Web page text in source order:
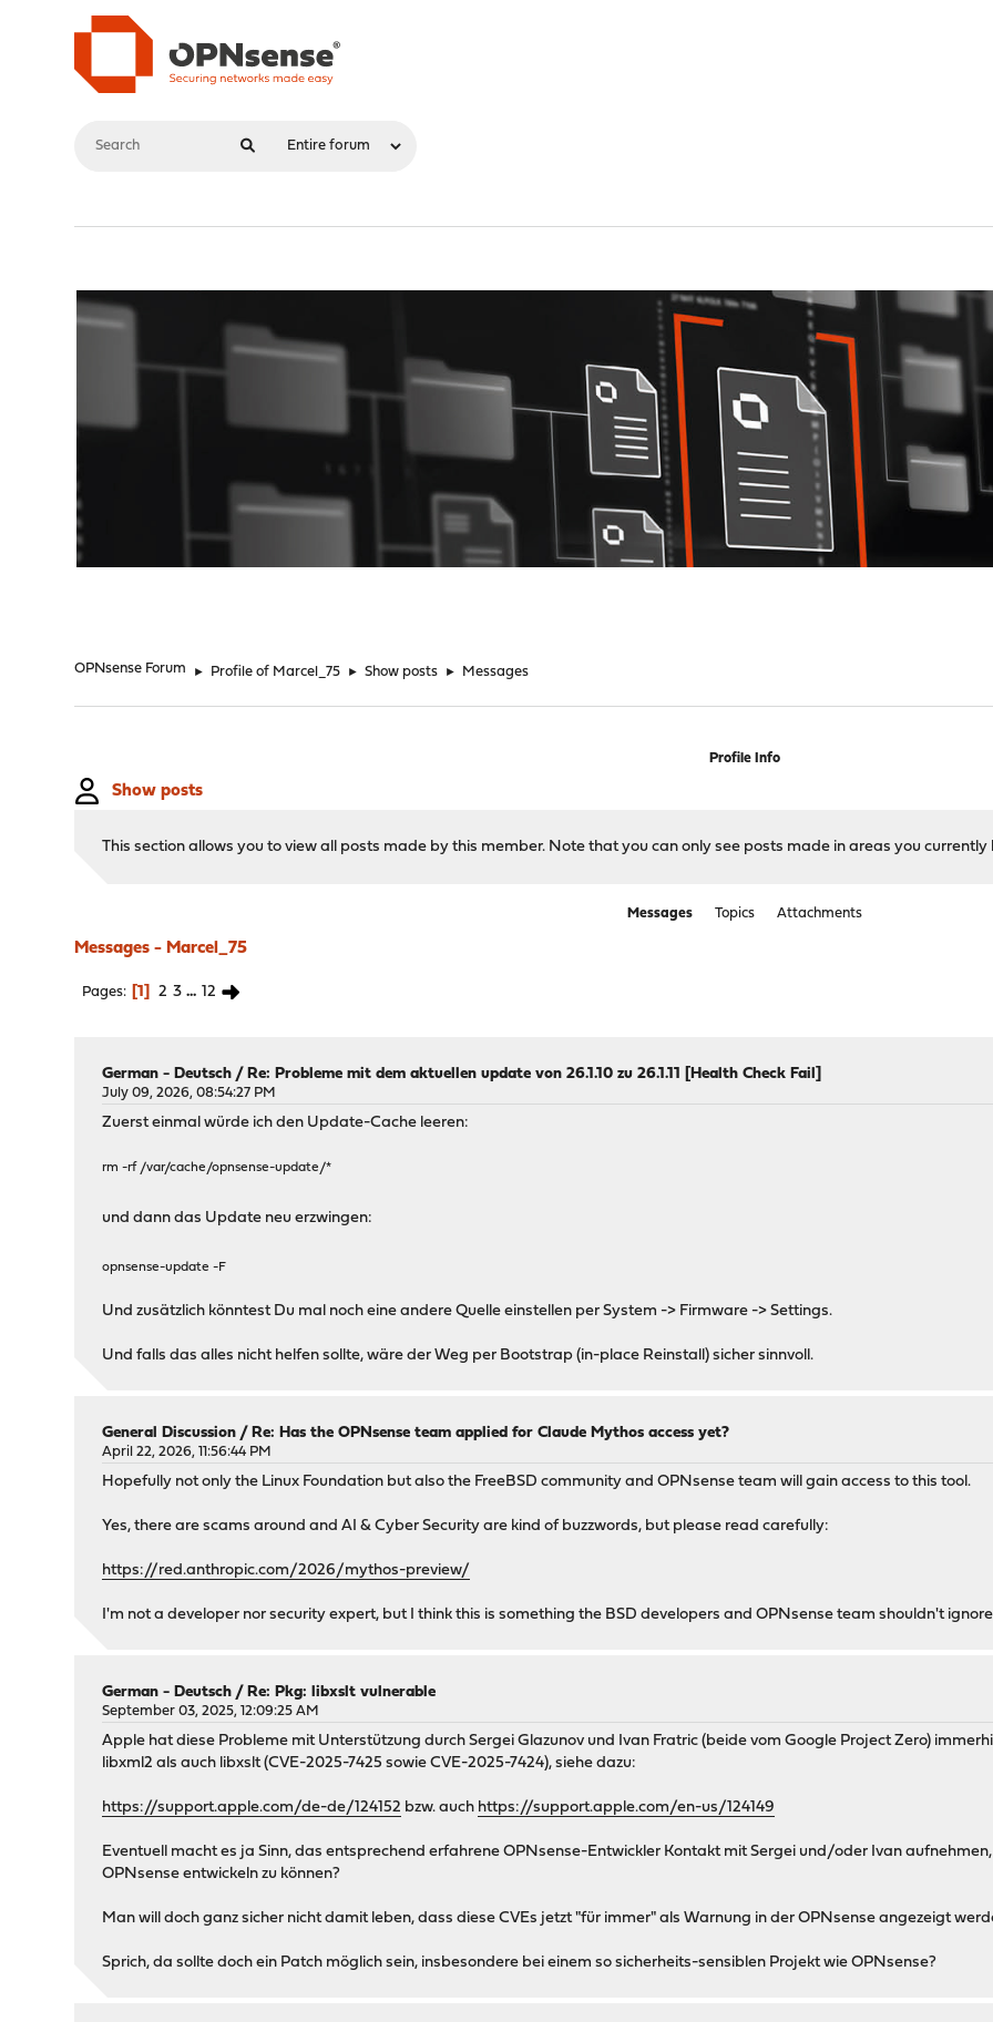
OPNsense Forum ► Profile of Marcel_75 ► Show posts ► Messages
Profile Info
Show posts
This section allows you to view all posts made by this member. Note that you can only see posts made in areas you currently
Messages Topics Attachments
Messages - Marcel_75
Pages 1 2 3 ... 12
German - Deutsch /Re: Probleme mit dem aktuellen update von 26.1.10 zu 26.1.11 [Health Check Fail]
July 09, 2026, 08:54:27 PM
Zuerst einmal würde ich den Update-Cache leeren:
rm -rf /var/cache/opnsense-update/*
und dann das Update neu erzwingen:
opnsense-update -F
Und zusätzlich könntest Du mal noch eine andere Quelle einstellen per System -> Firmware -> Settings.
Und falls das alles nicht helfen sollte, wäre der Weg per Bootstrap (in-place Reinstall) sicher sinnvoll.
General Discussion / Re: Has the OPNsense team applied for Claude Mythos access yet?
April 22, 2026, 11:56:44 PM
Hopefully not only the Linux Foundation but also the FreeBSD community and OPNsense team will gain access to this tool.
Yes, there are scams around and AI & Cyber Security are kind of buzzwords, but please read carefully:
https://red.anthropic.com/2026/mythos-preview/
I'm not a developer nor security expert, but I think this is something the BSD developers and OPNsense team shouldn't ignore
German - Deutsch / Re: Pkg: libxslt vulnerable
September 03, 2025, 12:09:25 AM
Apple hat diese Probleme mit Unterstützung durch Sergei Glazunov und Ivan Fratric (beide vom Google Project Zero)
libxml2 als auch libxslt (CVE-2025-7425 sowie CVE-2025-7424), siehe dazu:
https://support.apple.com/de-de/124152 bzw. auch https://support.apple.com/en-us/124149
Eventuell macht es ja Sinn, das entsprechend erfahrene OPNsense-Entwickler Kontakt mit Sergei und/oder Ivan
OPNsense entwickeln zu können?
Man will doch ganz sicher nicht damit leben, dass diese CVEs jetzt "für immer" als Warnung in der OPNsense angezeigt
Sprich, da sollte doch ein Patch möglich sein, insbesondere bei einem so sicherheits-sensiblen Projekt wie OPNsense?